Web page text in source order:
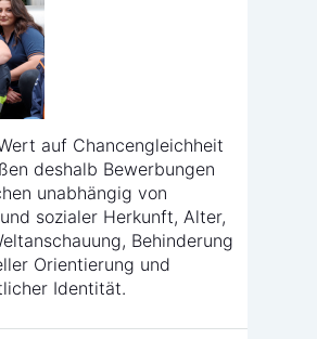
auf Chancengleichheit
deshalb Bewerbungen
unabhängig von
sozialer Herkunft, Alter,
Behinderung
Orientierung und
Identität.